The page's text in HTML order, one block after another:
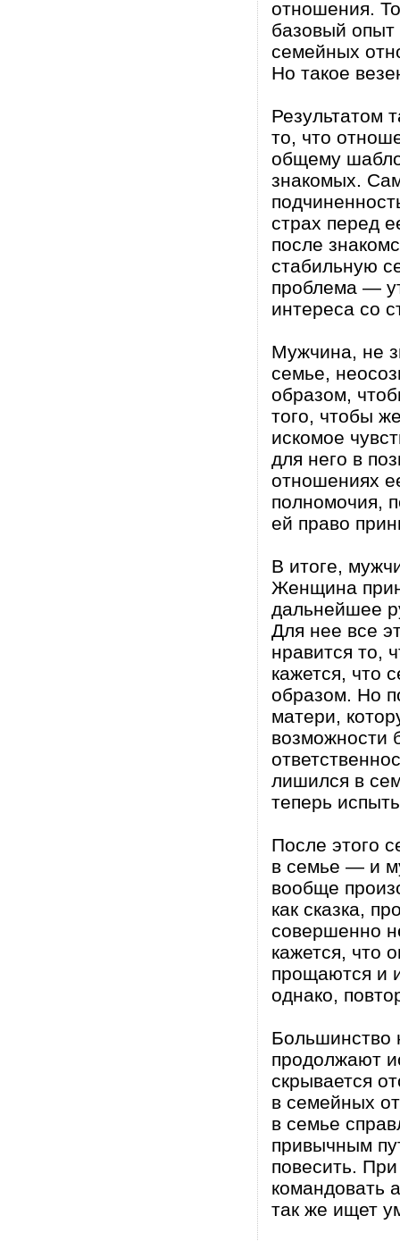
отношения.
базовый
семейных
Но такое
Результатом
то, что
общему
знакомых.
страх перед
после
стабильную
проблема —
интереса со
Мужчина, не
семье,
образом,
того, чтобы
искомое
для него в
отношениях
полномочия,
ей право
В итоге,
Женщина
дальнейшее
Для нее все
нравится то,
кажется, что
образом. Но
матери,
возможности
лишился в
теперь
После этого
в семье — и
вообще
как сказка,
совершенно
кажется, что
прощаются и
однако,
Большинство
продолжают
скрывается
в семейных
в семье
привычным
повесить.
командовать
так же ищет